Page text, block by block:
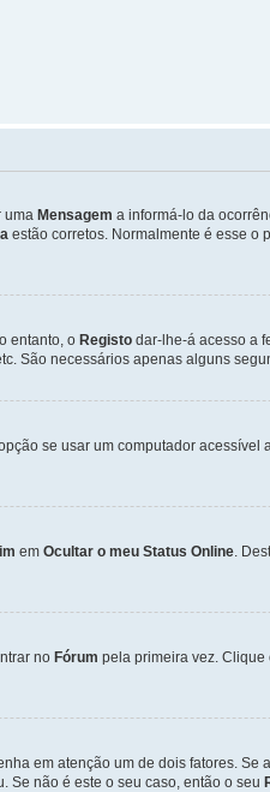
uma Mensagem a informá-lo da
estão corretos. Normalmente é esse o
entanto, o Registo dar-lhe-á acesso a
São necessários apenas alguns
se usar um computador acessível
em Ocultar o meu Status Online.
no Fórum pela primeira vez. Clique
em atenção um de dois fatores. Se
Se não é este o seu caso, então o seu